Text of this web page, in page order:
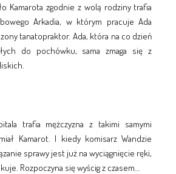
Kamarota zgodnie z wolą rodziny trafia
Arkadia, w którym pracuje Ada
tanatopraktor. Ada, która na co dzień
do pochówku, sama zmaga się z
trafia mężczyzna z takimi samymi
Kamarot. I kiedy komisarz Wandzie
sprawy jest już na wyciągnięcie ręki,
Rozpoczyna się wyścig z czasem…